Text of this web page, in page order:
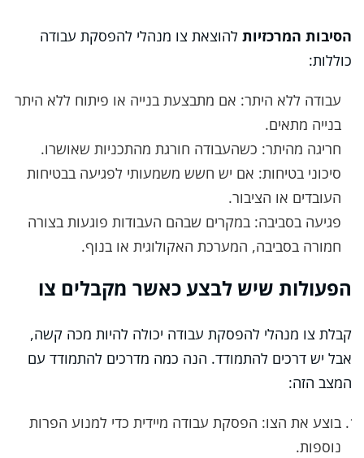
הסיבות המרכזיות להוצאת צו מנהלי להפסקת עבודה
כוללות:
עבודה ללא היתר: אם מתבצעת בנייה או פיתוח ללא היתר
בנייה מתאים.
חריגה מהיתר: כשהעבודה חורגת מהתכניות שאושרו.
סיכוני בטיחות: אם יש חשש משמעותי לפגיעה בבטיחות
העובדים או הציבור.
פגיעה בסביבה: במקרים שבהם העבודות פוגעות בצורה
חמורה בסביבה, המערכת האקולוגית או בנוף.
הפעולות שיש לבצע כאשר מקבלים צו
קבלת צו מנהלי להפסקת עבודה יכולה להיות מכה קשה,
אבל יש דרכים להתמודד. הנה כמה מדרכים להתמודד עם
המצב הזה:
בוצע את הצו: הפסקת עבודה מיידית כדי למנוע הפרות
נוספות.